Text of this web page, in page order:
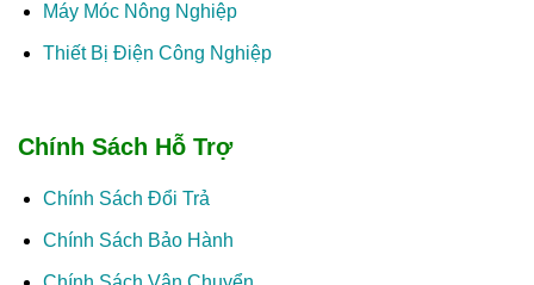
Máy Móc Nông Nghiệp
Thiết Bị Điện Công Nghiệp
Chính Sách Hỗ Trợ
Chính Sách Đổi Trả
Chính Sách Bảo Hành